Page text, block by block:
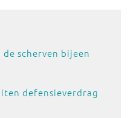
scherven bijeen
defensieverdrag